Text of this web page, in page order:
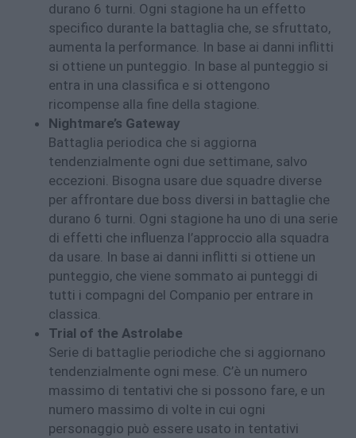
durano 6 turni. Ogni stagione ha un effetto
specifico durante la battaglia che, se sfruttato,
aumenta la performance. In base ai danni inflitti
si ottiene un punteggio. In base al punteggio si
entra in una classifica e si ottengono
ricompense alla fine della stagione.
Nightmare’s Gateway
Battaglia periodica che si aggiorna
tendenzialmente ogni due settimane, salvo
eccezioni. Bisogna usare due squadre diverse
per affrontare due boss diversi in battaglie che
durano 6 turni. Ogni stagione ha uno di una serie
di effetti che influenza l’approccio alla squadra
da usare. In base ai danni inflitti si ottiene un
punteggio, che viene sommato ai punteggi di
tutti i compagni del Companio per entrare in
classica.
Trial of the Astrolabe
Serie di battaglie periodiche che si aggiornano
tendenzialmente ogni mese. C’è un numero
massimo di tentativi che si possono fare, e un
numero massimo di volte in cui ogni
personaggio può essere usato in tentativi